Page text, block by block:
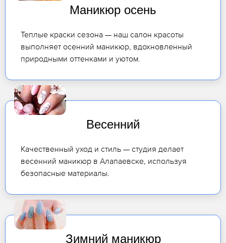
Маникюр осень
Теплые краски сезона — наш салон красоты
выполняет осенний маникюр, вдохновленный
природными оттенками и уютом.
Весенний
Качественный уход и стиль — студия делает
весенний маникюр в Алапаевске, используя
безопасные материалы.
Зимний маникюр